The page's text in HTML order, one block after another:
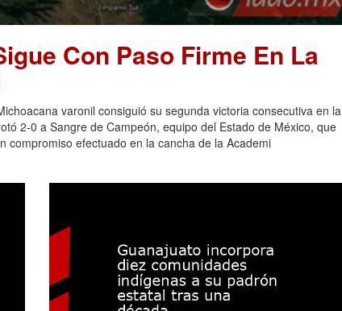
Con Paso Firme En La
varonil consiguió su segunda victoria consecutiva en la
2-0 a Sangre de Campeón, equipo del Estado de México, que
compromiso efectuado en la cancha de la Academi